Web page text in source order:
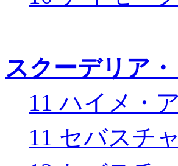
スクーデリア
11 ハイメ・
11 セバスチ